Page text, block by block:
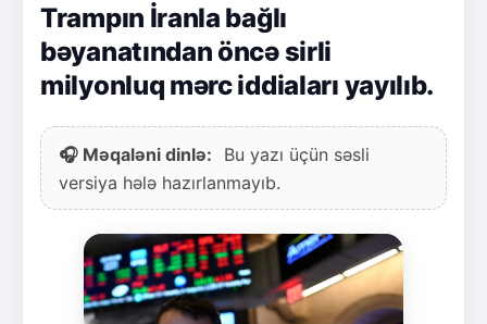
Trampın İranla bağlı
bəyanatından öncə sirli
milyonluq mərc iddiaları yayılıb.
🎧 Məqaləni dinlə:
Bu yazı üçün səsli
versiya hələ hazırlanmayıb.